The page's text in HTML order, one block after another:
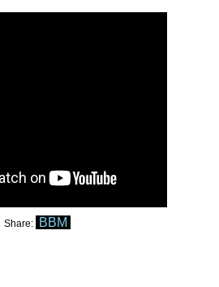
Share: BBM